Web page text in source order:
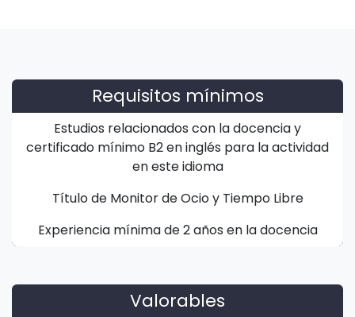
Requisitos mínimos
Estudios relacionados con la docencia y
certificado mínimo B2 en inglés para la actividad
en este idioma
Título de Monitor de Ocio y Tiempo Libre
Experiencia mínima de 2 años en la docencia
Valorables